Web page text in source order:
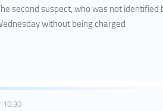
second suspect, who was not identified
without being charged
10:30